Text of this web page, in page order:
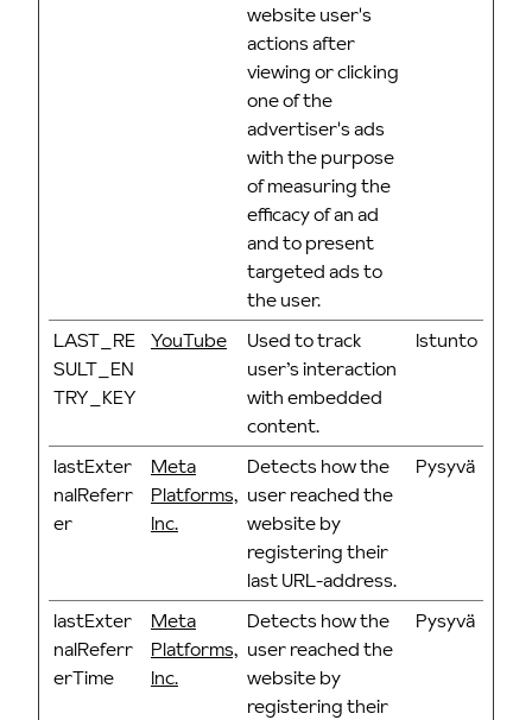
website user's
actions after
viewing or clicking
one of the
advertiser's ads
with the purpose
of measuring the
efficacy of an ad
and to present
targeted ads to
the user.
LAST_RE
SULT_EN
TRY_KEY
YouTube
Used to track
user’s interaction
with embedded
content.
Istunto
lastExter
nalReferr
er
Meta
Platforms,
Inc.
Detects how the
user reached the
website by
registering their
last URL-address.
Pysyvä
lastExter
nalReferr
erTime
Meta
Platforms,
Inc.
Detects how the
user reached the
website by
registering their
Pysyvä